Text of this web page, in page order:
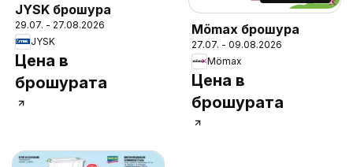
JYSK брошура
29.07. - 27.08.2026
JYSK
Цена в
брошурата
Mömax брошура
27.07. - 09.08.2026
Mömax
Цена в
брошурата